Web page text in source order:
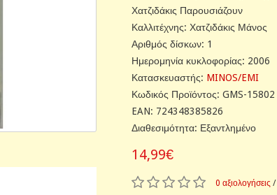
Χατζιδάκις Παρουσιάζουν
Καλλιτέχνης: Χατζιδάκις Μάνος
Αριθμός δίσκων: 1
Ημερομηνία κυκλοφορίας: 2006
Κατασκευαστής: MINOS/EMI
Κωδικός Προϊόντος: GMS-15802
EAN: 724348385826
Διαθεσιμότητα: Εξαντλημένο
14,99€
0 αξιολογήσεις /